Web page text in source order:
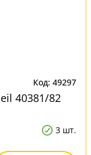
Код: 49297
40381/82
3 шт.